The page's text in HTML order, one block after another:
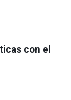
con el